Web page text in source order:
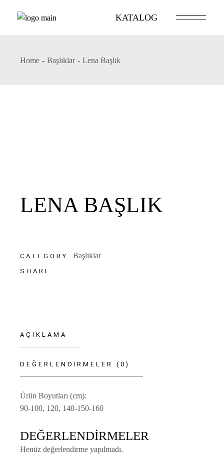
KATALOG
Home Başlıklar Lena Başlık
LENA BAŞLIK
CATEGORY: Başlıklar
SHARE:
AÇIKLAMA
DEĞERLENDIRMELER (0)
Ürün Boyutları (cm):
90-100, 120, 140-150-160
DEĞERLENDIRMELER
Henüz değerlendirme yapılmadı.